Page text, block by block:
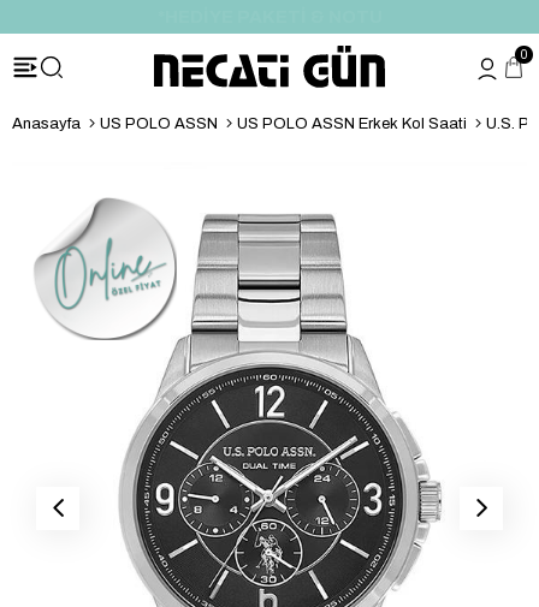
0
Anasayfa US POLO ASSN US POLO ASSN Erkek Kol Saati U.S.